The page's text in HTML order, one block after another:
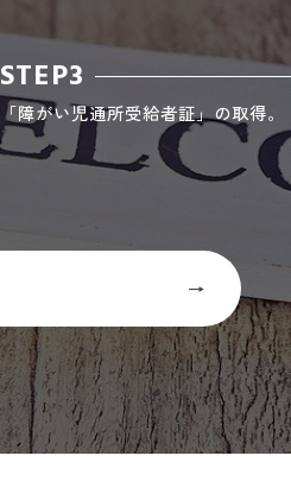
STEP3
「障がい児通所受給者証」の取得。